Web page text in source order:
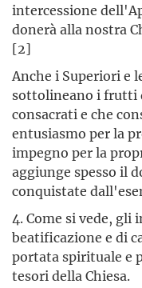
intercessione
donerà alla nostra
[2]
Anche i Superiori e
sottolineano i frutti
consacrati e che
entusiasmo per la
impegno per la
aggiunge spesso il
conquistate
4. Come si vede, gli
beatificazione e di
portata spirituale e
tesori della Chiesa.